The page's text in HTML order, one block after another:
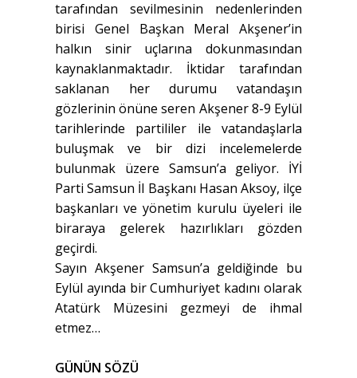
tarafından sevilmesinin nedenlerinden
birisi Genel Başkan Meral Akşener’in
halkın sinir uçlarına dokunmasından
kaynaklanmaktadır. İktidar tarafından
saklanan her durumu vatandaşın
gözlerinin önüne seren Akşener 8-9 Eylül
tarihlerinde partililer ile vatandaşlarla
buluşmak ve bir dizi incelemelerde
bulunmak üzere Samsun’a geliyor. İYİ
Parti Samsun İl Başkanı Hasan Aksoy, ilçe
başkanları ve yönetim kurulu üyeleri ile
biraraya gelerek hazırlıkları gözden
geçirdi.
Sayın Akşener Samsun’a geldiğinde bu
Eylül ayında bir Cumhuriyet kadını olarak
Atatürk Müzesini gezmeyi de ihmal
etmez…
GÜNÜN SÖZÜ